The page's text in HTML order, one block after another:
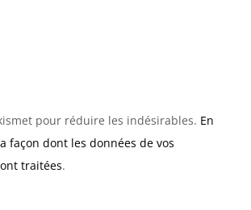
pour réduire les indésirables. En
façon dont les données de vos
traitées.